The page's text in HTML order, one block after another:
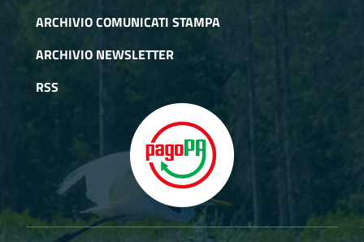
ARCHIVIO COMUNICATI STAMPA
ARCHIVIO NEWSLETTER
RSS